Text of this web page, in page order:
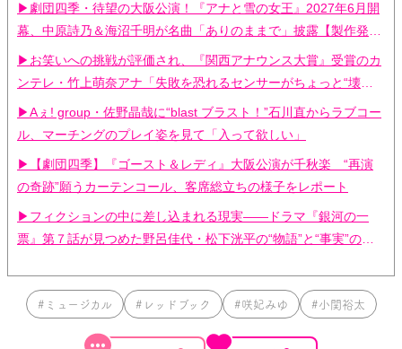
▶劇団四季・待望の大阪公演！『アナと雪の女王』2027年6月開
幕、中原詩乃＆海沼千明が名曲「ありのままで」披露【製作発表
会レポ】
▶お笑いへの挑戦が評価され、『関西アナウンス大賞』受賞のカ
ンテレ・竹上萌奈アナ「失敗を恐れるセンサーがちょっと“壊れ
ている”」
▶Aぇ! group・佐野晶哉に“blast ブラスト！”石川直からラブコー
ル、マーチングのプレイ姿を見て「入って欲しい」
▶【劇団四季】『ゴースト＆レディ』大阪公演が千秋楽 “再演
の奇跡”願うカーテンコール、客席総立ちの様子をレポート
▶フィクションの中に差し込まれる現実——ドラマ『銀河の一
票』第７話が見つめた野呂佳代・松下洸平の“物語”と“事実”の境
#ミュージカル #レッドブック #咲妃みゆ #小関裕太